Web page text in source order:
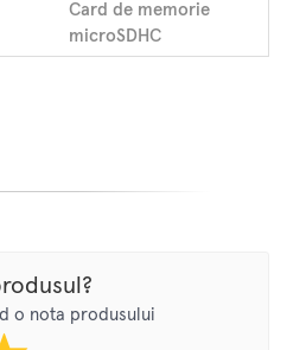
Card de memorie
microSDHC
o nota produsului